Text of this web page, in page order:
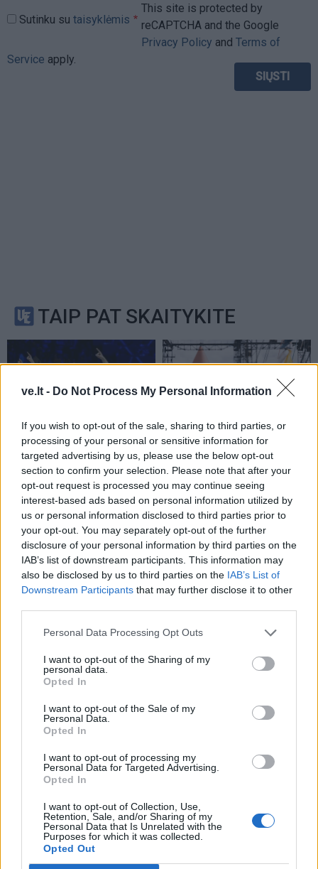
ve.lt - Do Not Process My Personal Information
If you wish to opt-out of the sale, sharing to third parties, or
processing of your personal or sensitive information for
targeted advertising by us, please use the below opt-out
section to confirm your selection. Please note that after your
opt-out request is processed you may continue seeing
interest-based ads based on personal information utilized by
us or personal information disclosed to third parties prior to
your opt-out. You may separately opt-out of the further
disclosure of your personal information by third parties on the
IAB’s list of downstream participants. This information may
also be disclosed by us to third parties on the IAB’s List of
Downstream Participants that may further disclose it to other
Personal Data Processing Opt Outs
I want to opt-out of the Sharing of my
personal data.
Opted In
I want to opt-out of the Sale of my
Personal Data.
Opted In
I want to opt-out of processing my
Personal Data for Targeted Advertising.
Opted In
I want to opt-out of Collection, Use,
Retention, Sale, and/or Sharing of my
Personal Data that Is Unrelated with the
Purposes for which it was collected.
Opted Out
Sutinku su taisyklėmis
This site is protected by
reCAPTCHA and the Google
Privacy Policy and Terms of
Service apply.
TAIP PAT SKAITYKITE
Sportas
„Rytą“ papildė vilniečius
Čempionų lygoje
skriaudęs amerikietis
Sportas
Prieš varžybas jūroje
buriuotojai pasirodė
miesto gatvėse (2)
Eglė Šventoraitė – apie
rinktinę, legionierės
gyvenimą, žemės
drebėjimą ir didžiausią
svajonę
Jasikevičiaus vedami
Lietuvos vaikinai patiesė
Sportas
Trijų setų dramą laimėjęs
Butvilas pateko į
Sportas
Europos jūrinio buriavimo